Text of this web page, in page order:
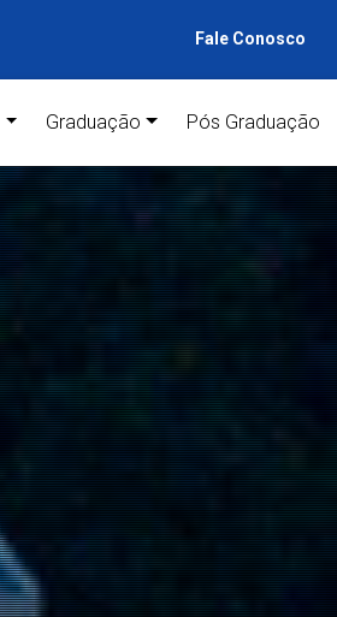
Fale Conosco
Graduação Pós Graduação